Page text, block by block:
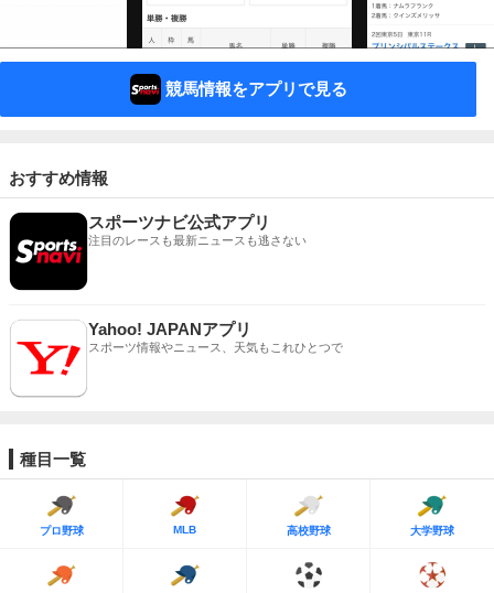
競馬情報をアプリで見る
おすすめ情報
スポーツナビ公式アプリ
注目のレースも最新ニュースも逃さない
Yahoo! JAPANアプリ
スポーツ情報やニュース、天気もこれひとつで
種目一覧
プロ野球 MLB 高校野球 大学野球